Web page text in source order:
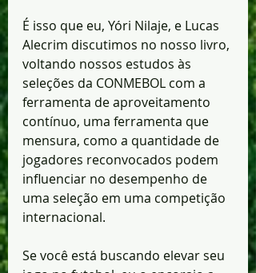
É isso que eu, Yóri Nilaje, e Lucas
Alecrim discutimos no nosso livro,
voltando nossos estudos às
seleções da CONMEBOL com a
ferramenta de aproveitamento
contínuo, uma ferramenta que
mensura, como a quantidade de
jogadores reconvocados podem
influenciar no desempenho de
uma seleção em uma competição
internacional.
Se você está buscando elevar seu